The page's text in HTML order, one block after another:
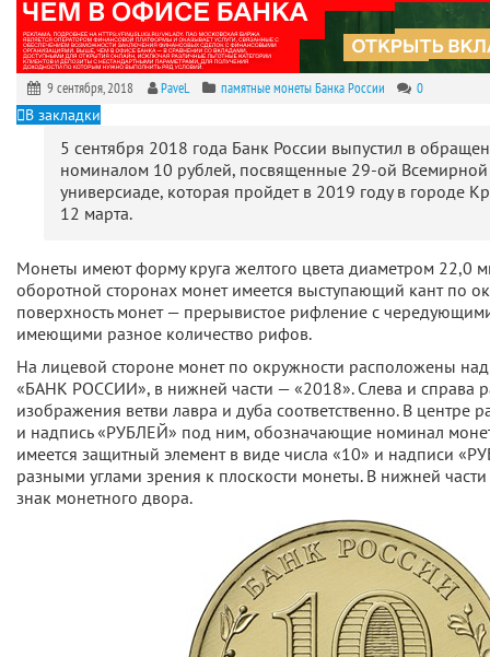
9 сентября, 2018 PaveL памятные монеты Банка России 0
В закладки
5 сентября 2018 года Банк России выпустил в
номиналом 10 рублей, посвященные 29-ой
универсиаде, которая пройдет в 2019 году в городе
12 марта.
Монеты имеют форму круга желтого цвета диаметром 22,0
оборотной сторонах монет имеется выступающий кант по
поверхность монет — прерывистое рифление с
имеющими разное количество рифов.
На лицевой стороне монет по окружности расположены
«БАНК РОССИИ», в нижней части — «2018». Слева и справа
изображения ветви лавра и дуба соответственно. В центре
и надпись «РУБЛЕЙ» под ним, обозначающие номинал
имеется защитный элемент в виде числа «10» и надписи
разными углами зрения к плоскости монеты. В нижней
знак монетного двора.